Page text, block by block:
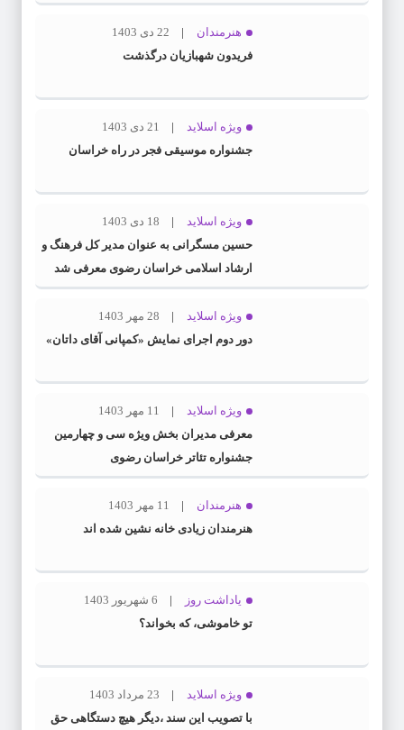
هنرمندان
22 دی 1403
فریدون شهبازیان درگذشت
ویژه اسلاید
21 دی 1403
جشنواره موسیقی فجر در راه خراسان
ویژه اسلاید
18 دی 1403
حسین مسگرانی به عنوان مدیر کل فرهنگ و
ارشاد اسلامی خراسان رضوی معرفی شد
ویژه اسلاید
28 مهر 1403
دور دوم اجرای نمایش «کمپانی آقای داتان»
ویژه اسلاید
11 مهر 1403
معرفی مدیران بخش ویژه سی و چهارمین
جشنواره تئاتر خراسان رضوی
هنرمندان
11 مهر 1403
هنرمندان زیادی خانه نشین شده اند
یاداشت روز
6 شهریور 1403
تو خاموشی، که بخواند؟
ویژه اسلاید
23 مرداد 1403
با تصویب این سند ،دیگر هیچ دستگاهی حق